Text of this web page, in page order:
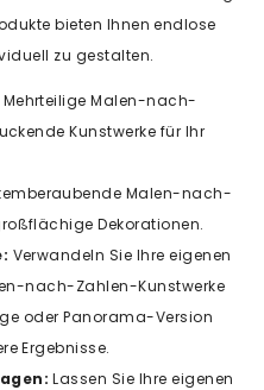
bieten Ihnen endlose
zu gestalten.
Mehrteilige Malen-nach-
Kunstwerke für Ihr
Malen-nach-
Dekorationen.
Verwandeln Sie Ihre eigenen
nach-Zahlen-Kunstwerke
oder Panorama-Version
Ergebnisse.
Lassen Sie Ihre eigenen